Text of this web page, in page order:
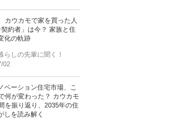
カウカモで家を買った人
契約者」は今？ 家族と住
化の軌跡
らしの先輩に聞く！
02
ベーション住宅市場、こ
何が変わった？ カウカモ
を振り返り、2035年の住
しを読み解く